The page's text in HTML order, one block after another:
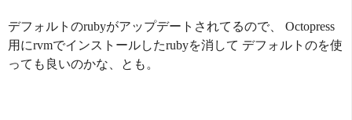
デフォルトのrubyがアップデートされてるので、 Octopress
用にrvmでインストールしたrubyを消して デフォルトのを使
っても良いのかな、とも。